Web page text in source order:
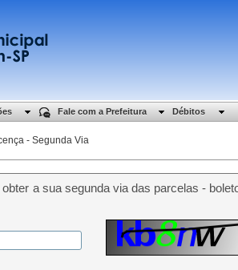
Fale com a Prefeitura Débitos
- Segunda Via
a sua segunda via das parcelas -